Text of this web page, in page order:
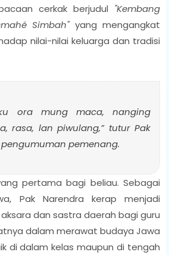
cerkak berjudul "Kembang
Simbah"yang mengangkat
nilai-nilai keluarga dan tradisi
ora mung maca, nanging
rasa, lan piwulang,”tutur Pak
pemenang.
pertama bagi beliau. Sebagai
Pak Narendra kerap menjadi
dan sastra daerah bagi guru
dalam merawat budaya Jawa
di dalam kelas maupun di tengah